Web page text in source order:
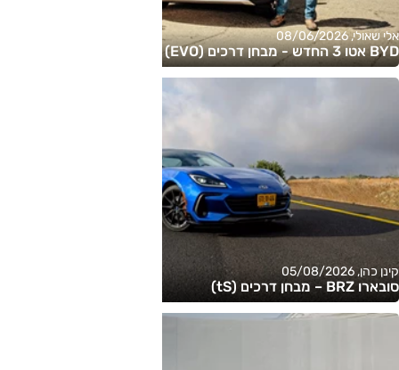
אלי שאולי, 08/06/2026
BYD אטו 3 החדש - מבחן דרכים (EVO)
קינן כהן, 05/08/2026
סובארו BRZ – מבחן דרכים (tS)